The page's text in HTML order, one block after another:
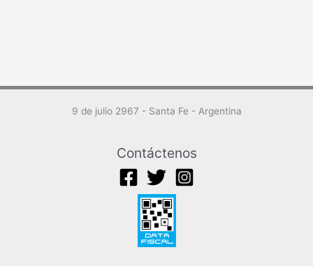
9 de julio 2967 - Santa Fe - Argentina
Contáctenos